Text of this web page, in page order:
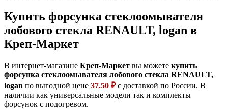
Купить форсунка стеклоомывателя
лобового стекла RENAULT, logan в
Креп-Маркет
В интернет-магазине Креп-Маркет вы можете купить
форсунка стеклоомывателя лобового стекла RENAULT,
logan по выгодной цене 37.50 ₽с доставкой по России. В
наличии как универсальные модели так и комплекты
форсунок с подогревом.